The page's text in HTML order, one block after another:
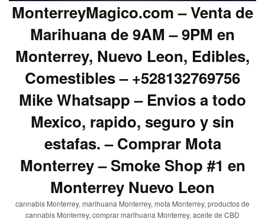
MonterreyMagico.com – Venta de
Marihuana de 9AM – 9PM en
Monterrey, Nuevo Leon, Edibles,
Comestibles – +528132769756
Mike Whatsapp – Envios a todo
Mexico, rapido, seguro y sin
estafas. – Comprar Mota
Monterrey – Smoke Shop #1 en
Monterrey Nuevo Leon
cannabis Monterrey, marihuana Monterrey, mota Monterrey, productos de
cannabis Monterrey, comprar marihuana Monterrey, aceite de CBD